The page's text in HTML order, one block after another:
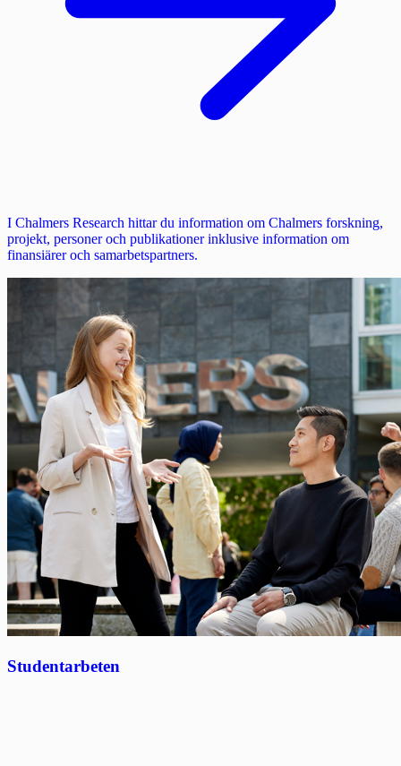
I Chalmers Research hittar du information om Chalmers forskning,
projekt, personer och publikationer inklusive information om
finansiärer och samarbetspartners.
Studentarbeten